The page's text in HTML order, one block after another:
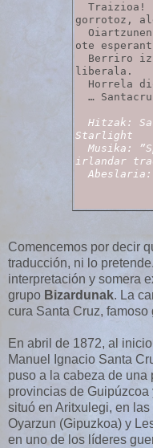
Traizioa!
gorrotoz,
ote
Berriro
liberala.
Horrela
…
Hitzak:
Starlight
Musika:
irlandar
Abeslaria:
Comencemos por decir
traducción, ni lo
interpretación y somera
grupo Bizardunak. La
cura Santa Cruz, famoso
En abril de 1872, al
Manuel Ignacio Santa
puso a la cabeza de una
provincias de
situó en Aritxulegi, en
Oyarzun (Gipuzkoa) y
en uno de los líderes